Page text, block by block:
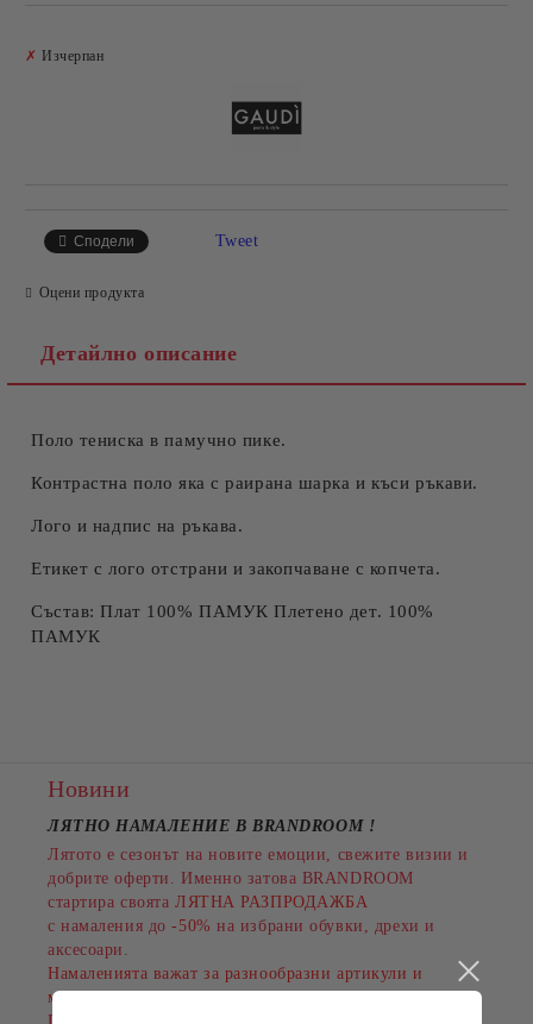
✗ Изчерпан
Сподели Tweet
Оцени продукта
Детайлно описание
Поло тениска в памучно пике.
Контрастна поло яка с раирана шарка и къси ръкави.
Лого и надпис на ръкава.
Етикет с лого отстрани и закопчаване с копчета.
Състав: Плат 100% ПАМУК Плетено дет. 100%
ПАМУК
Новини
ЛЯТНО НАМАЛЕНИЕ В BRANDROOM !
Лятото е сезонът на новите емоции, свежите визии и
добрите оферти. Именно затова BRANDROOM
стартира своята ЛЯТНА РАЗПРОДАЖБА
с намаления до -50% на избрани обувки, дрехи и
аксесоари.
Намаленията важат за разнообразни артикули и
марки, а количествата са ограничени.